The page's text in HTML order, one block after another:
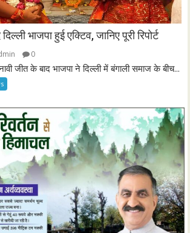
भाजपा हुई एक्टिव, जानिए पूरी रिपोर्ट
0
जीत के बाद भाजपा ने दिल्ली में बंगाली समाज के बीच...